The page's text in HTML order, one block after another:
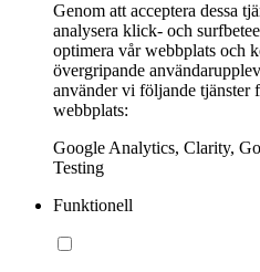
Genom att acceptera dessa
analysera klick- och
optimera vår webbplats och
övergripande
använder vi följande tjänster
webbplats:
Google Analytics, Clarity,
Testing
Funktionell